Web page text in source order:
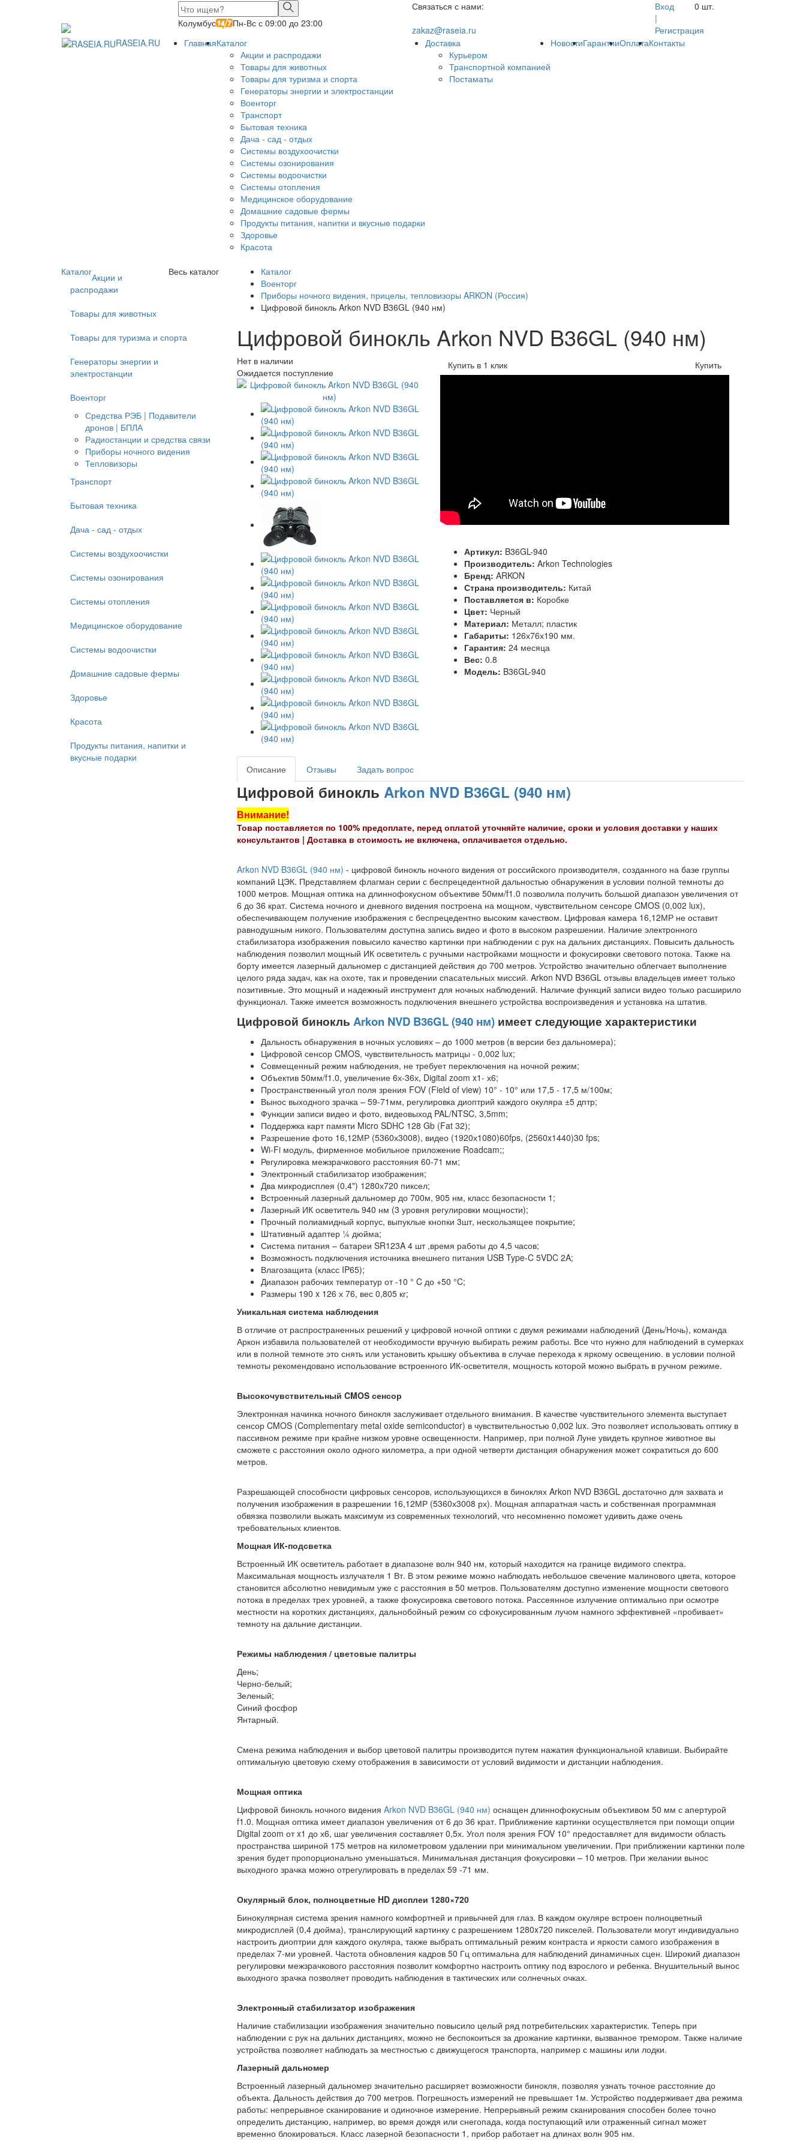
Колумбус Пн-Вс с 09:00 до 23:00
Связаться с нами:
zakaz@raseia.ru
Вход
|
Регистрация
0 шт.
RASEIA.RU ГлавнаяКаталог
Акции и распродажи
Товары для животных
Товары для туризма и спорта
Генераторы энергии и электростанции
Военторг
Транспорт
Бытовая техника
Дача - сад - отдых
Системы воздухоочистки
Системы озонирования
Системы водоочистки
Системы отопления
Медицинское оборудование
Домашние садовые фермы
Продукты питания, напитки и вкусные подарки
Здоровье
Красота
Доставка
Курьером
Транспортной компанией
Постаматы
НовостиГарантииОплатаКонтакты
Каталог Весь каталог
Акции и
распродажи
Товары для животных
Товары для туризма и спорта
Генераторы энергии и
электростанции
Военторг
Средства РЭБ | Подавители
дронов | БПЛА
Радиостанции и средства связи
Приборы ночного видения
Тепловизоры
Транспорт
Бытовая техника
Дача - сад - отдых
Системы воздухоочистки
Системы озонирования
Системы отопления
Медицинское оборудование
Системы водоочистки
Домашние садовые фермы
Здоровье
Красота
Продукты питания, напитки и
вкусные подарки
Каталог
Военторг
Приборы ночного видения, прицелы, тепловизоры ARKON (Россия)
Цифровой бинокль Arkon NVD B36GL (940 нм)
Цифровой бинокль Arkon NVD B36GL (940 нм)
Нет в наличии
Ожидается поступление
Купить в 1 клик Купить
Артикул: B36GL-940
Производитель: Arkon Technologies
Бренд: ARKON
Страна производитель: Китай
Поставляется в: Коробке
Цвет: Черный
Материал: Металл; пластик
Габариты: 126х76х190 мм.
Гарантия: 24 месяца
Вес: 0.8
Модель: B36GL-940
Описание Отзывы Задать вопрос
Цифровой бинокль Arkon NVD B36GL (940 нм)
Внимание!
Товар поставляется по 100% предоплате, перед оплатой уточняйте наличие, сроки и условия доставки у наших
консультантов | Доставка в стоимость не включена, оплачивается отдельно.
Arkon NVD B36GL (940 нм) - цифровой бинокль ночного видения от российского производителя, созданного на базе группы
компаний ЦЭК. Представляем флагман серии с беспрецедентной дальностью обнаружения в условии полной темноты до
1000 метров. Мощная оптика на длиннофокусном объективе 50мм/f1.0 позволила получить большой диапазон увеличения от
6 до 36 крат. Система ночного и дневного видения построена на мощном, чувствительном сенсоре CMOS (0,002 lux),
обеспечивающем получение изображения с беспрецедентно высоким качеством. Цифровая камера 16,12МР не оставит
равнодушным никого. Пользователям доступна запись видео и фото в высоком разрешении. Наличие электронного
стабилизатора изображения повысило качество картинки при наблюдении с рук на дальних дистанциях. Повысить дальность
наблюдения позволил мощный ИК осветитель с ручными настройками мощности и фокусировки светового потока. Также на
борту имеется лазерный дальномер с дистанцией действия до 700 метров. Устройство значительно облегчает выполнение
целого ряда задач, как на охоте, так и проведении спасательных миссий. Arkon NVD B36GL отзывы владельцев имеет только
позитивные. Это мощный и надежный инструмент для ночных наблюдений. Наличие функций записи видео только расширило
функционал. Также имеется возможность подключения внешнего устройства воспроизведения и установка на штатив.
Цифровой бинокль Arkon NVD B36GL (940 нм)имеет следующие характеристики
Дальность обнаружения в ночных условиях – до 1000 метров (в версии без дальномера);
Цифровой сенсор CMOS, чувствительность матрицы - 0,002 lux;
Совмещенный режим наблюдения, не требует переключения на ночной режим;
Объектив 50мм/f1.0, увеличение 6х-36х, Digital zoom x1- х6;
Пространственный угол поля зрения FOV (Field of view) 10° - 10° или 17,5 - 17,5 м/100м;
Вынос выходного зрачка – 59-71мм, регулировка диоптрий каждого окуляра ±5 дптр;
Функции записи видео и фото, видеовыход PAL/NTSC, 3,5mm;
Поддержка карт памяти Micro SDHC 128 Gb (Fat 32);
Разрешение фото 16,12МР (5360х3008), видео (1920х1080)60fps, (2560x1440)30 fps;
Wi-Fi модуль, фирменное мобильное приложение Roadcam;;
Регулировка межзрачкового расстояния 60-71 мм;
Электронный стабилизатор изображения;
Два микродисплея (0,4") 1280х720 пиксел;
Встроенный лазерный дальномер до 700м, 905 нм, класс безопасности 1;
Лазерный ИК осветитель 940 нм (3 уровня регулировки мощности);
Прочный полиамидный корпус, выпуклые кнопки 3шт, нескользящее покрытие;
Штативный адаптер ¼ дюйма;
Система питания – батареи SR123A 4 шт ,время работы до 4,5 часов;
Возможность подключения источника внешнего питания USB Type-C 5VDC 2A;
Влагозащита (класс IP65);
Диапазон рабочих температур от -10 ° C до +50 °C;
Размеры 190 x 126 х 76, вес 0,805 кг;
Уникальная система наблюдения
В отличие от распространенных решений у цифровой ночной оптики с двумя режимами наблюдений (День/Ночь), команда
Аркон избавила пользователей от необходимости вручную выбирать режим работы. Все что нужно для наблюдений в сумерках
или в полной темноте это снять или установить крышку объектива в случае перехода к яркому освещению. в условии полной
темноты рекомендовано использование встроенного ИК-осветителя, мощность которой можно выбрать в ручном режиме.
Высокочувствительный CMOS сенсор
Электронная начинка ночного бинокля заслуживает отдельного внимания. В качестве чувствительного элемента выступает
сенсор CMOS (Complementary metal oxide semiconductor) в чувствительностью 0,002 lux. Это позволяет использовать оптику в
пассивном режиме при крайне низком уровне освещенности. Например, при полной Луне увидеть крупное животное вы
сможете с расстояния около одного километра, а при одной четверти дистанция обнаружения может сократиться до 600
метров.
Разрешающей способности цифровых сенсоров, использующихся в биноклях Arkon NVD B36GL достаточно для захвата и
получения изображения в разрешении 16,12МР (5360х3008 рх). Мощная аппаратная часть и собственная программная
обвязка позволили выжать максимум из современных технологий, что несомненно поможет удивить даже очень
требовательных клиентов.
Мощная ИК-подсветка
Встроенный ИК осветитель работает в диапазоне волн 940 нм, который находится на границе видимого спектра.
Максимальная мощность излучателя 1 Вт. В этом режиме можно наблюдать небольшое свечение малинового цвета, которое
становится абсолютно невидимым уже с расстояния в 50 метров. Пользователям доступно изменение мощности светового
потока в пределах трех уровней, а также фокусировка светового потока. Рассеянное излучение оптимально при осмотре
местности на коротких дистанциях, дальнобойный режим со сфокусированным лучом намного эффективней «пробивает»
темноту на дальние дистанции.
Режимы наблюдения / цветовые палитры
День;
Черно-белый;
Зеленый;
Cиний фосфор
Янтарный.
Смена режима наблюдения и выбор цветовой палитры производится путем нажатия функциональной клавиши. Выбирайте
оптимальную цветовую схему отображения в зависимости от условий видимости и дистанции наблюдения.
Мощная оптика
Цифровой бинокль ночного видения Arkon NVD B36GL (940 нм) оснащен длиннофокусным объективом 50 мм с апертурой
f1.0. Мощная оптика имеет диапазон увеличения от 6 до 36 крат. Приближение картинки осуществляется при помощи опции
Digital zoom от x1 до х6, шаг увеличения составляет 0,5х. Угол поля зрения FOV 10° предоставляет для видимости область
пространства шириной 175 метров на километровом удалении при минимальном увеличении. При приближении картинки поле
зрения будет пропорционально уменьшаться. Минимальная дистанция фокусировки – 10 метров. При желании вынос
выходного зрачка можно отрегулировать в пределах 59 -71 мм.
Окулярный блок, полноцветные HD дисплеи 1280×720
Бинокулярная система зрения намного комфортней и привычней для глаз. В каждом окуляре встроен полноцветный
микродисплей (0,4 дюйма), транслирующий картинку с разрешением 1280x720 пикселей. Пользователи могут индивидуально
настроить диоптрии для каждого окуляра, также выбрать оптимальный режим контраста и яркости самого изображения в
пределах 7-ми уровней. Частота обновления кадров 50 Гц оптимальна для наблюдений динамичных сцен. Широкий диапазон
регулировки межзрачкового расстояния позволит комфортно настроить оптику под взрослого и ребенка. Внушительный вынос
выходного зрачка позволяет проводить наблюдения в тактических или солнечных очках.
Электронный стабилизатор изображения
Наличие стабилизации изображения значительно повысило целый ряд потребительских характеристик. Теперь при
наблюдении с рук на дальних дистанциях, можно не беспокоиться за дрожание картинки, вызванное тремором. Также наличие
устройства позволяет наблюдать за местностью с движущегося транспорта, например с машины или лодки.
Лазерный дальномер
Встроенный лазерный дальномер значительно расширяет возможности бинокля, позволяя узнать точное расстояние до
объекта. Дальность действия до 700 метров. Погрешность измерений не превышает 1м. Устройство поддерживает два режима
работы: непрерывное сканирование и одиночное измерение. Непрерывный режим сканирования способен более точно
определить дистанцию, например, во время дождя или снегопада, когда поступающий или отраженный сигнал может
временно блокироваться. Класс лазерной безопасности 1, прибор работает на длинах волн 905 нм.